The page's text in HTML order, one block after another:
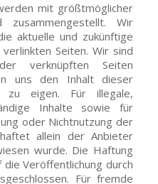
mit größtmöglicher
zusammengestellt. Wir
aktuelle und zukünftige
Seiten. Wir sind
verknüpften Seiten
uns den Inhalt dieser
zu eigen. Für illegale,
Inhalte sowie für
oder Nichtnutzung der
allein der Anbieter
wurde. Die Haftung
Veröffentlichung durch
Für fremde